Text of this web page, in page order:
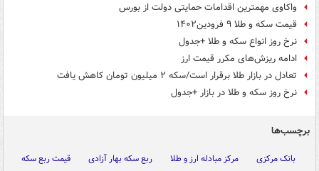
واکاوی مهمترین اقدامات حمایتی دولت از بورس
قیمت سکه و طلا ۹ فرودین۱۴۰۲
نرخ روز انواع سکه و طلا +جدول
ادامه ریزش‌های مکرر قیمت ارز
تعادل در بازار طلا برقرار است/سکه ۲ میلیون تومان کاهش یافت
نرخ روز سکه و طلا در بازار +جدول
برچسب‌ها
بانک مرکزی مرکز مبادله ارز و طلا ربع سکه بهار آزادی
قیمت ربع سکه